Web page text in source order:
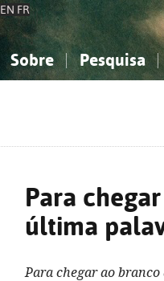
EN FR
Sobre Pesquisa
Para
última
Para chegar ao